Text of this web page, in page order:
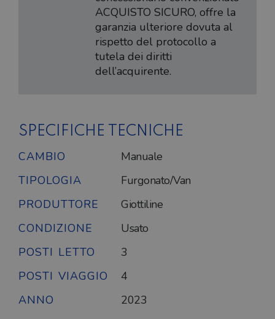
ACQUISTO SICURO, offre la
garanzia ulteriore dovuta al
rispetto del protocollo a
tutela dei diritti
dell’acquirente.
SPECIFICHE TECNICHE
CAMBIO
Manuale
TIPOLOGIA
Furgonato/Van
PRODUTTORE
Giottiline
CONDIZIONE
Usato
POSTI LETTO
3
POSTI VIAGGIO
4
ANNO
2023